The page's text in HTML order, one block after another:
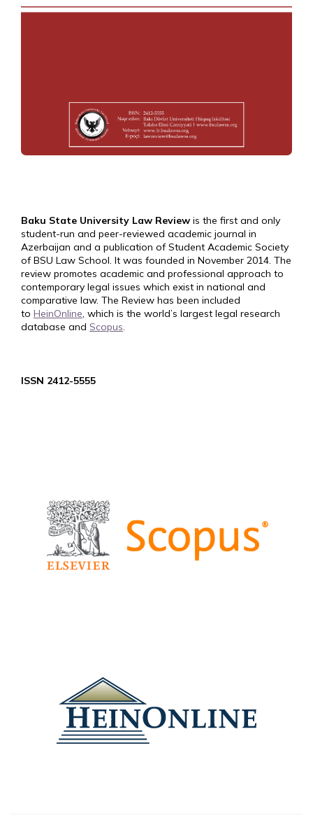
Baku State University Law Review is the first and only
student-run and peer-reviewed academic journal in
Azerbaijan and a publication of Student Academic Society
of BSU Law School. It was founded in November 2014. The
review promotes academic and professional approach to
contemporary legal issues which exist in national and
comparative law. The Review has been included
to HeinOnline, which is the world’s largest legal research
database and Scopus.
ISSN 2412-5555